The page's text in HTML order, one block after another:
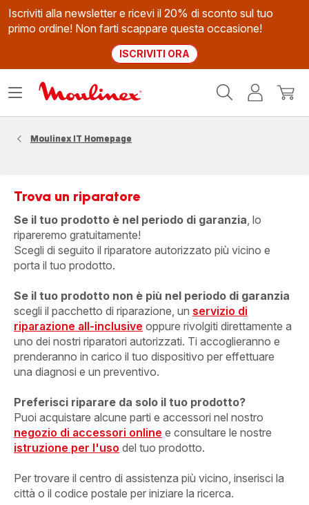
Iscriviti alla newsletter e ricevi il 20% di sconto sul tuo
primo ordine! Non farti scappare questa occasione!
ISCRIVITI ORA
Il
Apri
Moulinex IT Homepage
Trova un riparatore
Se il tuo prodotto è nel periodo di garanzia, lo
ripareremo gratuitamente!
Scegli di seguito il riparatore autorizzato più vicino e
porta il tuo prodotto.
Se il tuo prodotto non è più nel periodo di garanzia
scegli il pacchetto di riparazione, un servizio di
riparazione all-inclusive oppure rivolgiti direttamente a
uno dei nostri riparatori autorizzati. Ti accoglieranno e
prenderanno in carico il tuo dispositivo per effettuare
una diagnosi e un preventivo.
Preferisci riparare da solo il tuo prodotto?
Puoi acquistare alcune parti e accessori nel nostro
negozio di accessori online e consultare le nostre
istruzione per l'uso del tuo prodotto.
Per trovare il centro di assistenza più vicino, inserisci la
città o il codice postale per iniziare la ricerca.